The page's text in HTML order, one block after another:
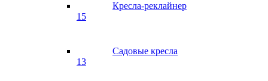
Кресла-реклайнер
15
Садовые кресла
13